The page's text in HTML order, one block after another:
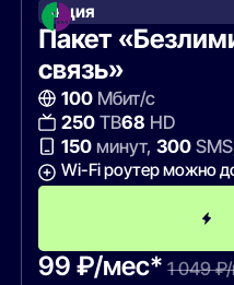
Акция
Пакет
связь»
100Мбит/с
250ТВ68 HD
150минут, 300
Wi-Fi роутер можно
99 ₽/мес* 1 049